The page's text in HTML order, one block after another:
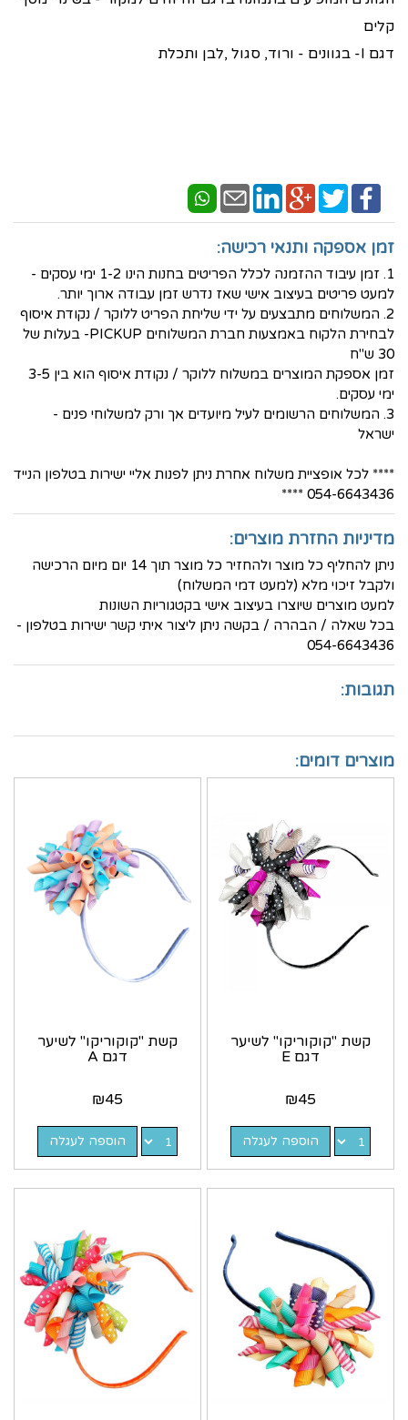
קלים
דגם I- בגוונים - ורוד, סגול ,לבן ותכלת
זמן אספקה ותנאי רכישה:
1. זמן עיבוד ההזמנה לכלל הפריטים בחנות הינו 1-2 ימי עסקים -
למעט פריטים בעיצוב אישי שאז נדרש זמן עבודה ארוך יותר.
2. המשלוחים מתבצעים על ידי שליחת הפריט ללוקר / נקודת איסוף
לבחירת הלקוח באמצעות חברת המשלוחים PICKUP- בעלות של
30 ש"ח
זמן אספקת המוצרים במשלוח ללוקר / נקודת איסוף הוא בין 3-5
ימי עסקים.
3. המשלוחים הרשומים לעיל מיועדים אך ורק למשלוחי פנים -
ישראל
**** לכל אופציית משלוח אחרת ניתן לפנות אליי ישירות בטלפון הנייד
054-6643436 ****
מדיניות החזרת מוצרים:
ניתן להחליף כל מוצר ולהחזיר כל מוצר תוך 14 יום מיום הרכישה
ולקבל זיכוי מלא (למעט דמי המשלוח)
למעט מוצרים שיוצרו בעיצוב אישי בקטגוריות השונות
בכל שאלה / הבהרה / בקשה ניתן ליצור איתי קשר ישירות בטלפון -
054-6643436
תגובות:
מוצרים דומים:
קשת "קוקוריקו" לשיער
דגם E
₪45
הוספה לעגלה
קשת "קוקוריקו" לשיער
דגם A
₪45
הוספה לעגלה